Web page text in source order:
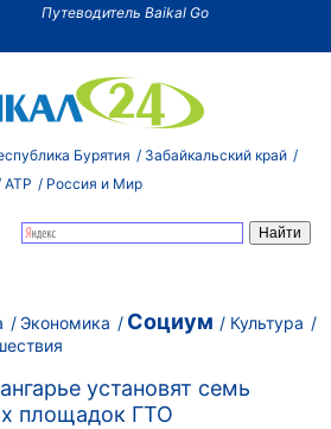
Путеводитель Baikal Go
Бурятия
Забайкальский край
АТР Россия и Мир
Экономика Социум
Культура
установят семь
площадок ГТО